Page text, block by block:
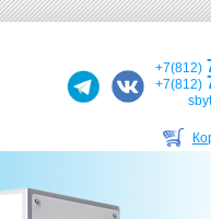
+7(812)
+7(812)